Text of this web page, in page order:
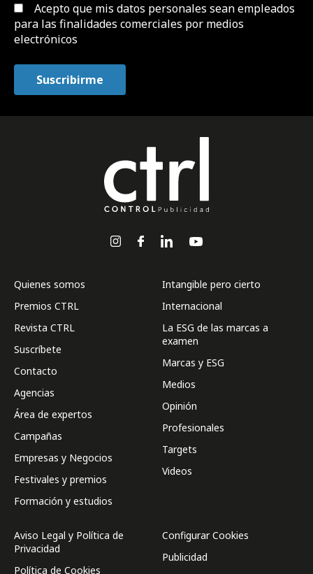
Acepto que mis datos personales sean empleados
para las finalidades comerciales por medios
electrónicos
Quienes somos
Premios CTRL
Revista CTRL
Suscríbete
Contacto
Agencias
Área de expertos
Campañas
Empresas y Negocios
Festivales y premios
Formación y estudios
Intangible pero cierto
Internacional
La ESG de las marcas a
examen
Marcas y ESG
Medios
Opinión
Profesionales
Targets
Videos
Aviso Legal y Política de
Privacidad
Política de Cookies
Configurar Cookies
Publicidad